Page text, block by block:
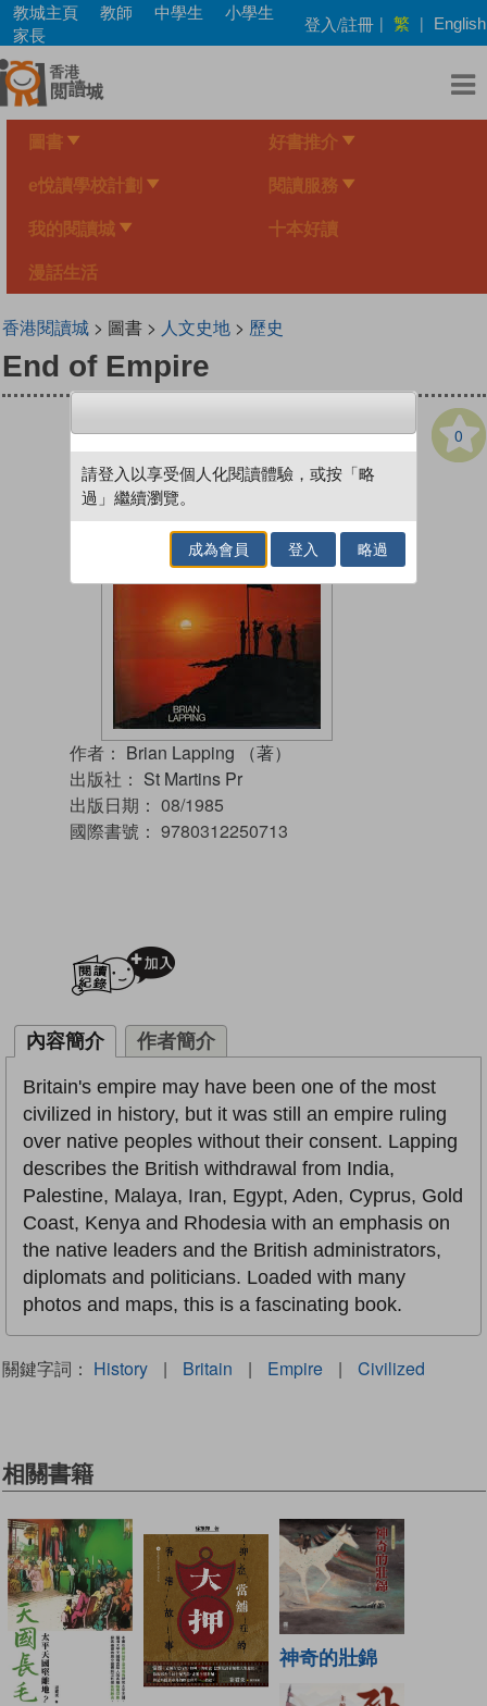
Skip
main
content
教城主頁 教師 中學生
小學生
家長
登入/註冊 | 繁 | English
圖書 好書推介
e悅讀學校計劃 閱讀服務
我的閱讀城 十本好讀
漫話生活
香港閱讀城> 圖書 > 人文史地> 歷史
End of Empire
0
作者： Brian Lapping （著）
出版社： St Martins Pr
出版日期： 08/1985
國際書號： 9780312250713
內容簡介 作者簡介
Britain's empire may have been one of the most
civilized in history, but it was still an empire ruling
over native peoples without their consent. Lapping
describes the British withdrawal from India,
Palestine, Malaya, Iran, Egypt, Aden, Cyprus, Gold
Coast, Kenya and Rhodesia with an emphasis on
the native leaders and the British administrators,
diplomats and politicians. Loaded with many
photos and maps, this is a fascinating book.
關鍵字詞： History | Britain | Empire | Civilized
相關書籍
神奇的壯錦
請登入以享受個人化閱讀體驗，或按「略
過」繼續瀏覽。
成為會員 登入 略過